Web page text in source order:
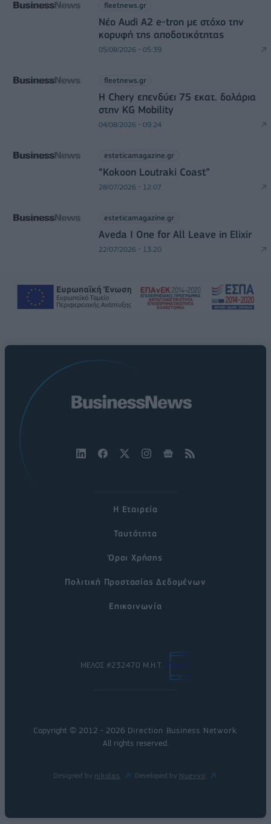
fleetnews.gr
Νέο Audi A2 e-tron με στόχο την
κορυφή της αποδοτικότητας
05/08/2026 - 05:39
fleetnews.gr
Η Chery επενδύει 75 εκατ. δολάρια
στην KG Mobility
04/08/2026 - 09:24
esteticamagazine.gr
“Kokoon Loutraki Coast”
28/07/2026 - 12:07
esteticamagazine.gr
Aveda I One for All Leave in Elixir
22/07/2026 - 13:20
Η Εταιρεία
Ταυτότητα
Όροι Χρήσης
Πολιτική Προστασίας Δεδομένων
Επικοινωνία
ΜΕΛΟΣ #232470 Μ.Η.Τ.
Copyright © 2012 - 2026 Direction Business Network.
All rights reserved.
Designed by nikolas Developed by Nuevvo